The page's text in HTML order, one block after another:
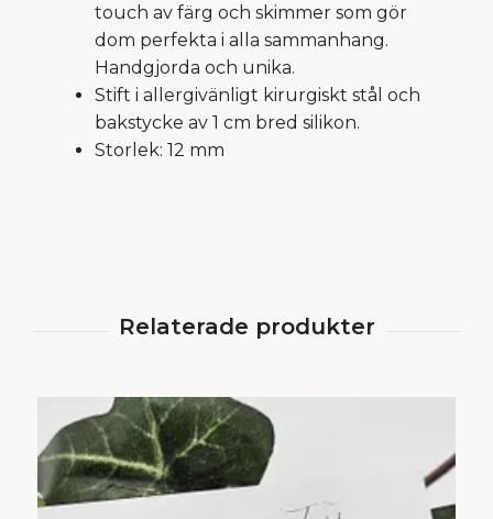
touch av färg och skimmer som gör
dom perfekta i alla sammanhang.
Handgjorda och unika.
Stift i allergivänligt kirurgiskt stål och
bakstycke av 1 cm bred silikon.
Storlek: 12 mm